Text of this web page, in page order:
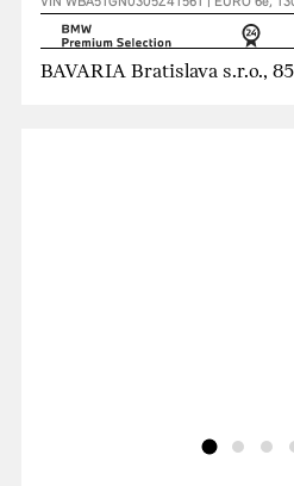
BAVARIA Bratislava s.r.o.,